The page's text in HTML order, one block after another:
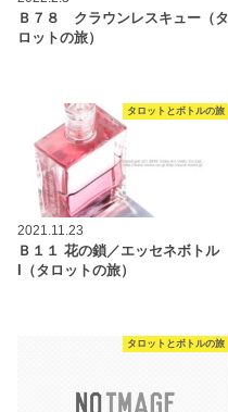
Ｂ７８ クラウンレスキュー（タ
ロットの旅）
タロットとボトルの旅
2021.11.23
Ｂ１１ 花の鎖／エッセネボトル
I（タロットの旅）
タロットとボトルの旅